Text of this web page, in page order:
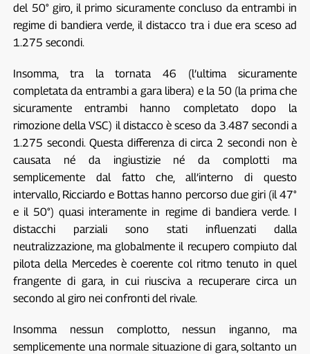
del 50° giro, il primo sicuramente concluso da entrambi in
regime di bandiera verde, il distacco tra i due era sceso ad
1.275 secondi.
Insomma, tra la tornata 46 (l’ultima sicuramente
completata da entrambi a gara libera) e la 50 (la prima che
sicuramente entrambi hanno completato dopo la
rimozione della VSC) il distacco è sceso da 3.487 secondi a
1.275 secondi. Questa differenza di circa 2 secondi non è
causata né da ingiustizie né da complotti ma
semplicemente dal fatto che, all’interno di questo
intervallo, Ricciardo e Bottas hanno percorso due giri (il 47°
e il 50°) quasi interamente in regime di bandiera verde. I
distacchi parziali sono stati influenzati dalla
neutralizzazione, ma globalmente il recupero compiuto dal
pilota della Mercedes è coerente col ritmo tenuto in quel
frangente di gara, in cui riusciva a recuperare circa un
secondo al giro nei confronti del rivale.
Insomma nessun complotto, nessun inganno, ma
semplicemente una normale situazione di gara, soltanto un